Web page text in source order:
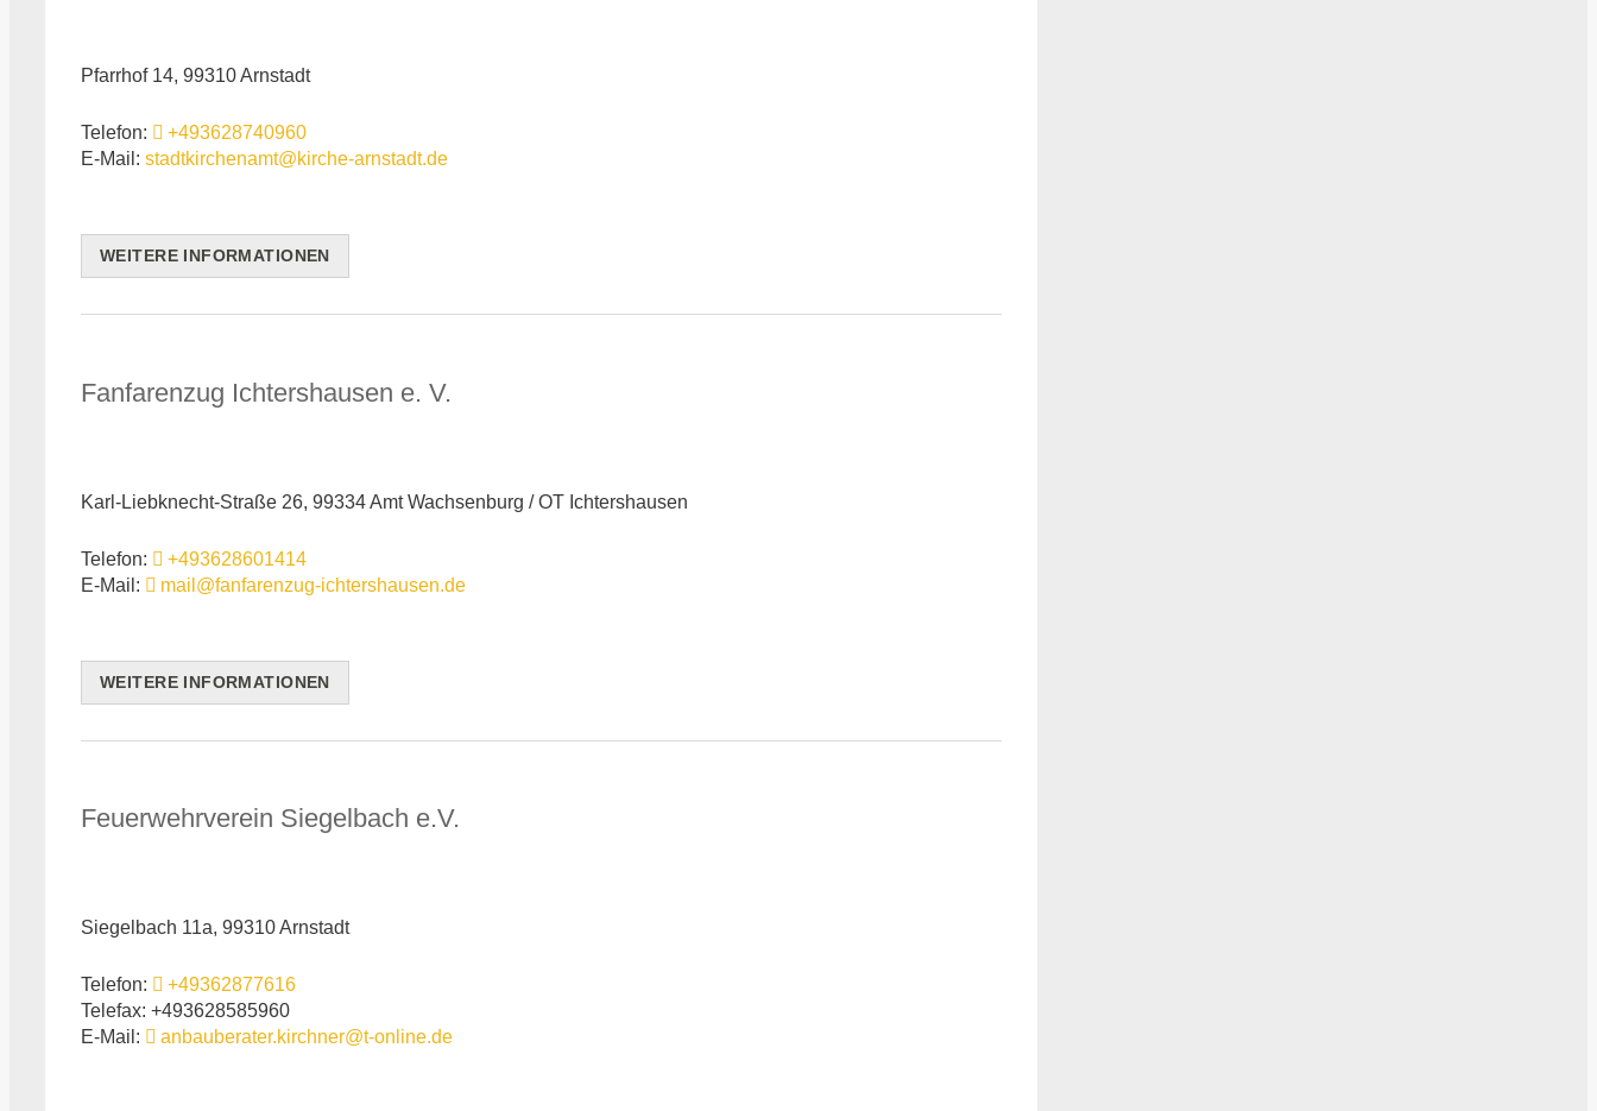
Pfarrhof 14, 99310 Arnstadt
Telefon:
+493628740960
E-Mail: stadtkirchenamt@kirche-arnstadt.de
WEITERE INFORMATIONEN
Fanfarenzug Ichtershausen e. V.
Karl-Liebknecht-Straße 26, 99334 Amt Wachsenburg / OT Ichtershausen
Telefon:
+493628601414
E-Mail:
mail@fanfarenzug-ichtershausen.de
WEITERE INFORMATIONEN
Feuerwehrverein Siegelbach e.V.
Siegelbach 11a, 99310 Arnstadt
Telefon:
+49362877616
Telefax: +493628585960
E-Mail:
anbauberater.kirchner@t-online.de